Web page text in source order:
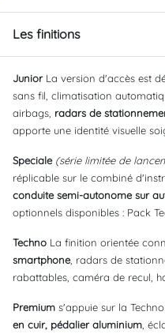
Les finitions
Junior La version d'accès est
sans fil, climatisation
airbags, radars de
apporte une identité visuelle
Speciale (série limitée de
réplicable sur le combiné
conduite semi-autonome sur
optionnels disponibles : Pack
Techno La finition orientée
smartphone, radars de
rabattables, caméra de recul,
Premiums'appuie sur la
en cuir, pédalier aluminium ,